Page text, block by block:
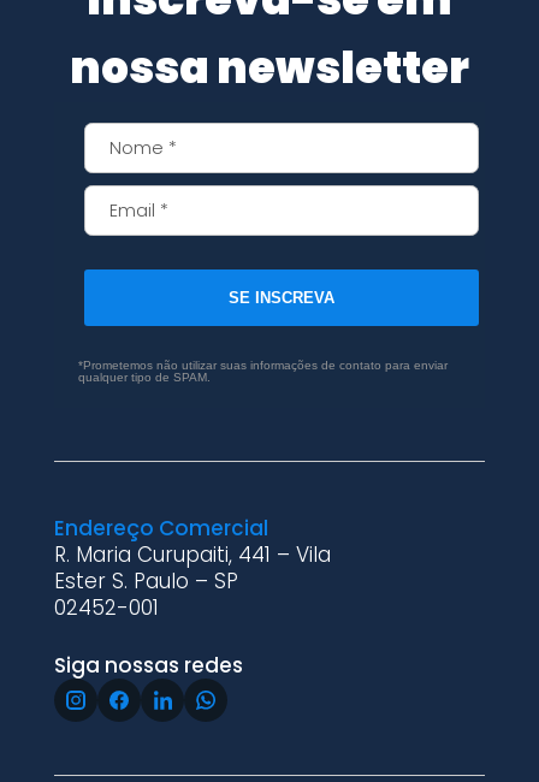
nossa newsletter
SE INSCREVA
*Prometemos não utilizar suas informações de contato para enviar
qualquer tipo de SPAM.
Endereço Comercial
R. Maria Curupaiti, 441 – Vila
Ester S. Paulo – SP
02452-001
Siga nossas redes